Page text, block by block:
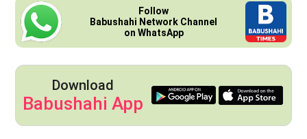
Follow
Babushahi Network Channel
on WhatsApp
Download
Babushahi App